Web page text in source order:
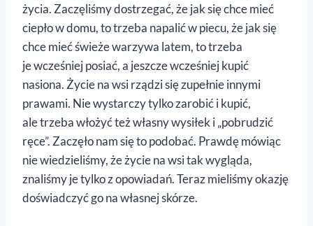
życia. Zaczęliśmy dostrzegać, że jak się chce mieć
ciepło w domu, to trzeba napalić w piecu, że jak się
chce mieć świeże warzywa latem, to trzeba
je wcześniej posiać, a jeszcze wcześniej kupić
nasiona. Życie na wsi rządzi się zupełnie innymi
prawami. Nie wystarczy tylko zarobić i kupić,
ale trzeba włożyć też własny wysiłek i „pobrudzić
ręce”. Zaczęło nam się to podobać. Prawdę mówiąc
nie wiedzieliśmy, że życie na wsi tak wygląda,
znaliśmy je tylko z opowiadań. Teraz mieliśmy okazję
doświadczyć go na własnej skórze.